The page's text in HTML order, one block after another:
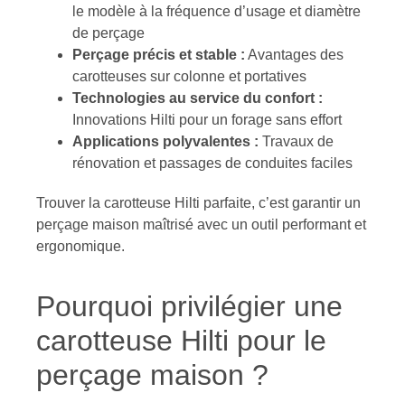
le modèle à la fréquence d’usage et diamètre
de perçage
Perçage précis et stable : Avantages des
carotteuses sur colonne et portatives
Technologies au service du confort :
Innovations Hilti pour un forage sans effort
Applications polyvalentes : Travaux de
rénovation et passages de conduites faciles
Trouver la carotteuse Hilti parfaite, c’est garantir un
perçage maison maîtrisé avec un outil performant et
ergonomique.
Pourquoi privilégier une
carotteuse Hilti pour le
perçage maison ?